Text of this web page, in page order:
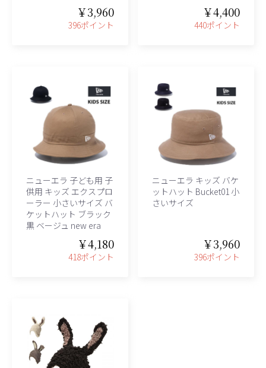
￥3,960
396ポイント
￥4,400
440ポイント
ニューエラ 子ども用 子
供用 キッズ エクスプロ
ーラー 小さいサイズ バ
ケットハット ブラック
黒 ベージュ new era
￥4,180
418ポイント
ニューエラ キッズ バケ
ットハット Bucket01 小
さいサイズ
￥3,960
396ポイント